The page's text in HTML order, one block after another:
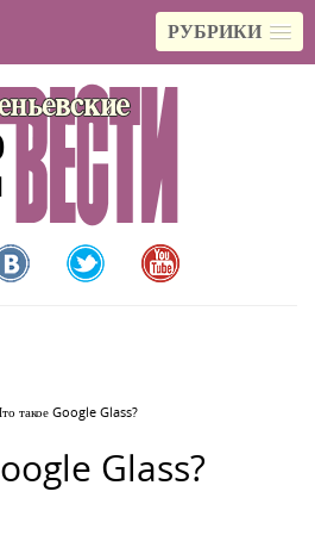
РУБРИКИ
такое Google Glass?
Glass?